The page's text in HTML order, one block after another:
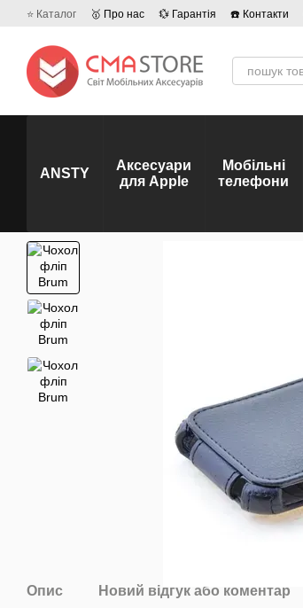
Перейти до основного контенту
⭐ Каталог 🥇 Про нас 💱 Гарантія ☎️ Контакти
ANSTY
Аксесуари
для Apple
Мобільні
телефони
Опис Новий відгук або коментар